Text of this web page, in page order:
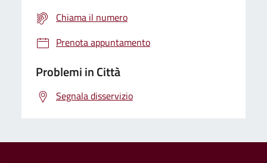
Chiama il numero
Prenota appuntamento
Problemi in Città
Segnala disservizio